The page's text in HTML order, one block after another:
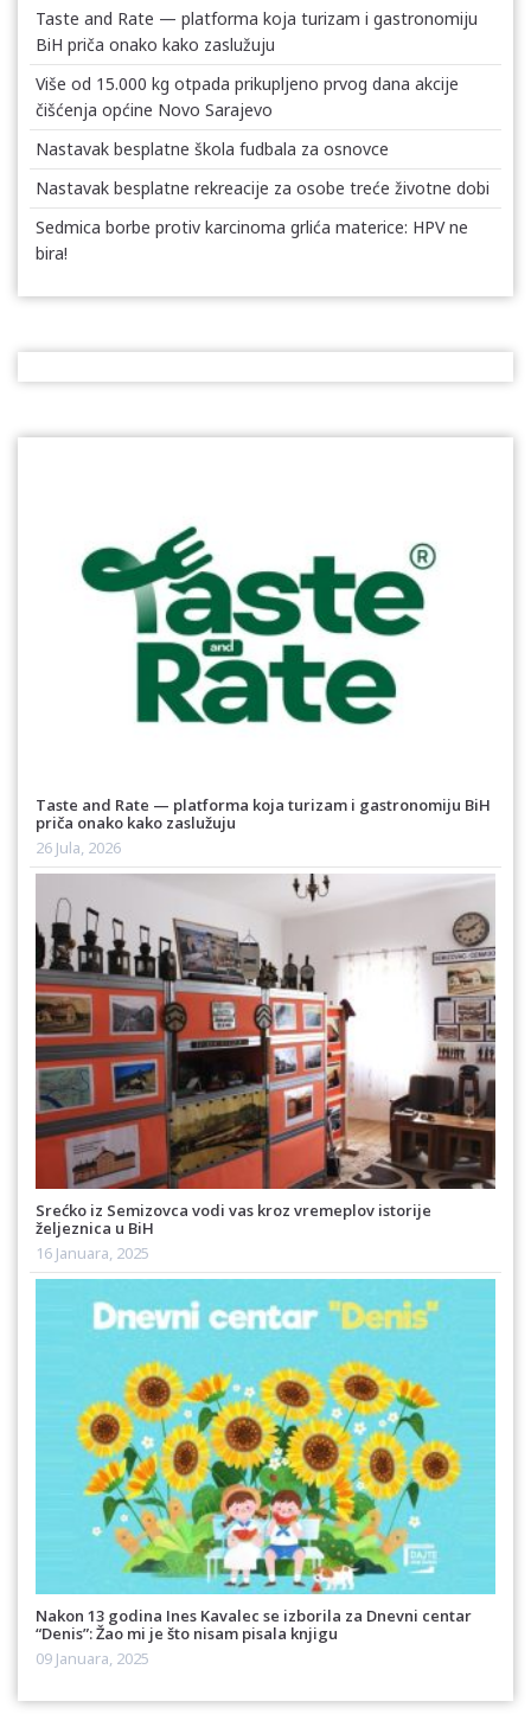
Taste and Rate — platforma koja turizam i gastronomiju
BiH priča onako kako zaslužuju
Više od 15.000 kg otpada prikupljeno prvog dana akcije
čišćenja općine Novo Sarajevo
Nastavak besplatne škola fudbala za osnovce
Nastavak besplatne rekreacije za osobe treće životne dobi
Sedmica borbe protiv karcinoma grlića materice: HPV ne
bira!
Taste and Rate — platforma koja turizam i gastronomiju BiH
priča onako kako zaslužuju
26 Jula, 2026
Srećko iz Semizovca vodi vas kroz vremeplov istorije
željeznica u BiH
16 Januara, 2025
Nakon 13 godina Ines Kavalec se izborila za Dnevni centar
“Denis”: Žao mi je što nisam pisala knjigu
09 Januara, 2025